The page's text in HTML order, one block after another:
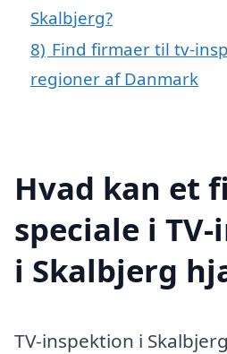
Skalbjerg?
8) Find firmaer til tv-
regioner af Danmark
Hvad kan et
speciale i
i Skalbjerg
TV-inspektion i